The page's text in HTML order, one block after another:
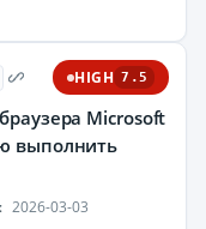
HIGH 7.5
Microsoft
выполнить
2026-03-03